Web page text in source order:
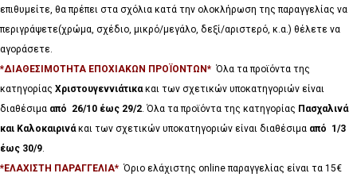
επιθυμείτε, θα πρέπει στα σχόλια κατά την ολοκλήρωση της παραγγελίας να
περιγράψετε(χρώμα, σχέδιο, μικρό/μεγάλο, δεξί/αριστερό, κ.α.) θέλετε να
αγοράσετε.
*ΔΙΑΘΕΣΙΜΟΤΗΤΑ ΕΠΟΧΙΑΚΩΝ ΠΡΟΪΟΝΤΩΝ* Όλα τα προϊόντα της
κατηγορίας Χριστουγεννιάτικακαι των σχετικών υποκατηγοριών είναι
διαθέσιμα από 26/10 έως 29/2 . Όλα τα προϊόντα της κατηγορίας Πασχαλινά
και Καλοκαιρινάκαι των σχετικών υποκατηγοριών είναι διαθέσιμα από 1/3
έως 30/9
*ΕΛΑΧΙΣΤΗ ΠΑΡΑΓΓΕΛΙΑ* Όριο ελάχιστης online παραγγελίας είναι τα 15€